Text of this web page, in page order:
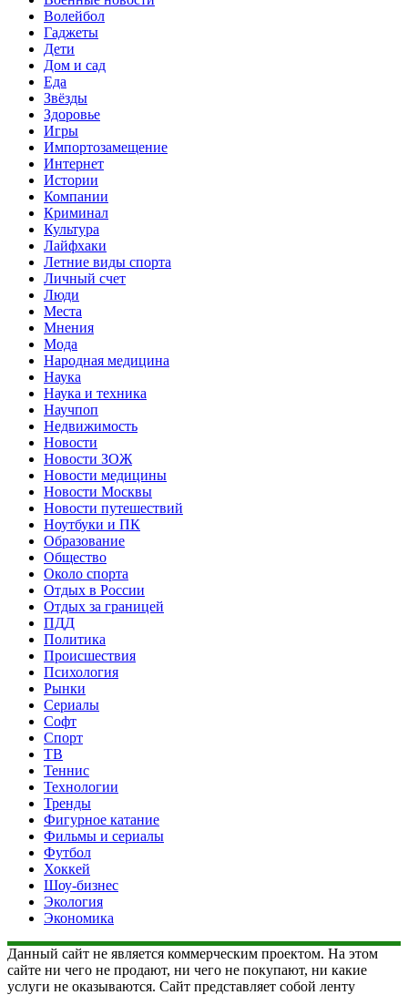
Волейбол
Гаджеты
Дети
Дом и сад
Еда
Звёзды
Здоровье
Игры
Импортозамещение
Интернет
Истории
Компании
Криминал
Культура
Лайфхаки
Летние виды спорта
Личный счет
Люди
Места
Мнения
Мода
Народная медицина
Наука
Наука и техника
Научпоп
Недвижимость
Новости
Новости ЗОЖ
Новости медицины
Новости Москвы
Новости путешествий
Ноутбуки и ПК
Образование
Общество
Около спорта
Отдых в России
Отдых за границей
ПДД
Политика
Происшествия
Психология
Рынки
Сериалы
Софт
Спорт
ТВ
Теннис
Технологии
Тренды
Фигурное катание
Фильмы и сериалы
Футбол
Хоккей
Шоу-бизнес
Экология
Экономика
Данный сайт не является коммерческим проектом. На этом
сайте ни чего не продают, ни чего не покупают, ни какие
услуги не оказываются. Сайт представляет собой ленту